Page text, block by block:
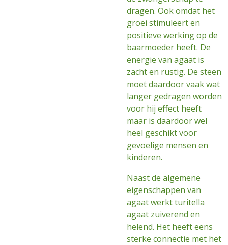
dragen. Ook omdat het
groei stimuleert en
positieve werking op de
baarmoeder heeft. De
energie van agaat is
zacht en rustig. De steen
moet daardoor vaak wat
langer gedragen worden
voor hij effect heeft
maar is daardoor wel
heel geschikt voor
gevoelige mensen en
kinderen.
Naast de algemene
eigenschappen van
agaat werkt turitella
agaat zuiverend en
helend. Het heeft eens
sterke connectie met het